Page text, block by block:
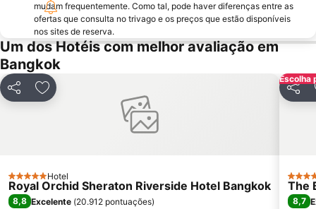
Bangkok Port
BTS Ari
MRT Thailand Cultural Centre
MOLDEX
FOOD FESTIVAL
Sugar Asia
Siam Paragon
mudam frequentemente. Como tal, pode haver diferenças entre as
ofertas que consulta no trivago e os preços que estão disponíveis
nos sites de reserva.
Um dos Hotéis com melhor avaliação em
Bangkok
PartilharAdicionar aos favoritos
5 EstrelasHotel
Royal Orchid Sheraton Riverside Hotel Bangkok
8,8 Excelente (20.912 pontuações)
Escolha
5
The
8,7